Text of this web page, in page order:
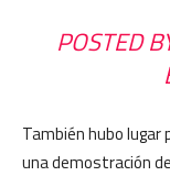
POSTED
También hubo
una demostración